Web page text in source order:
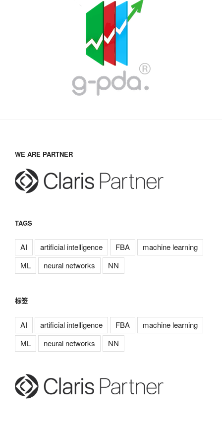
WE ARE PARTNER
TAGS
AI artificial intelligence FBA
machine learning
ML
neural networks NN
标签
AI artificial intelligence FBA
machine learning
ML
neural networks NN